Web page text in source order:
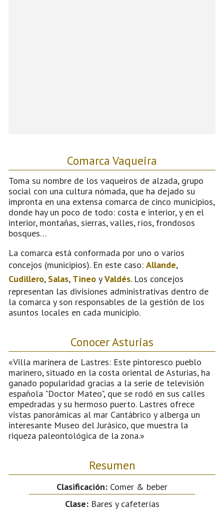
Comarca Vaqueira
Toma su nombre de los vaqueiros de alzada, grupo
social con una cultura nómada, que ha dejado su
impronta en una extensa comarca de cinco municipios,
donde hay un poco de todo: costa e interior, y en el
interior, montañas, sierras, valles, ríos, frondosos
bosques…
La comarca está conformada por uno o varios
concejos (municipios). En este caso: Allande,
Cudillero, Salas, Tineo yValdés. Los concejos
representan las divisiones administrativas dentro de
la comarca y son responsables de la gestión de los
asuntos locales en cada municipio.
Conocer Asturias
«Villa marinera de Lastres: Este pintoresco pueblo
marinero, situado en la costa oriental de Asturias, ha
ganado popularidad gracias a la serie de televisión
española "Doctor Mateo", que se rodó en sus calles
empedradas y su hermoso puerto. Lastres ofrece
vistas panorámicas al mar Cantábrico y alberga un
interesante Museo del Jurásico, que muestra la
riqueza paleontológica de la zona.»
Resumen
Clasificación: Comer & beber
Clase:Bares y cafeterías